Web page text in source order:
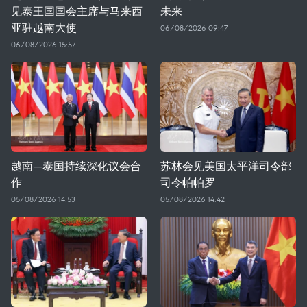
见泰王国国会主席与马来西
亚驻越南大使
06/08/2026 15:57
未来
06/08/2026 09:47
越南—泰国持续深化议会合
作
05/08/2026 14:53
苏林会见美国太平洋司令部
司令帕帕罗
05/08/2026 14:42